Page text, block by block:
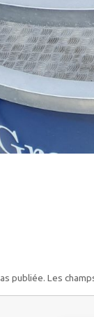
publiée. Les